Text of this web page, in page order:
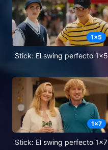
1x5
Stick: El swing perfecto 1x5
1x7
Stick: El swing perfecto 1x7